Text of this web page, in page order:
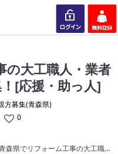
の大工職人・業者
[応援・助っ人]
方募集(青森県)
0
森県でリフォーム工事の大工職人・業者の一人親方の求人募集！[応援・助っ人]